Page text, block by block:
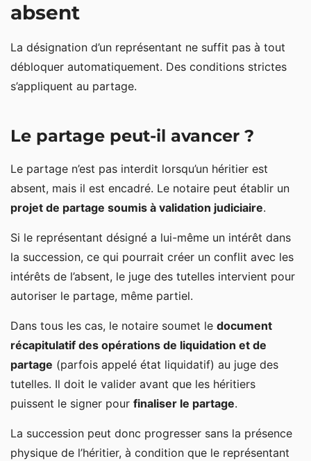
absent
La désignation d’un représentant ne suffit pas à tout
débloquer automatiquement. Des conditions strictes
s’appliquent au partage.
Le partage peut-il avancer ?
Le partage n’est pas interdit lorsqu’un héritier est
absent, mais il est encadré. Le notaire peut établir un
projet de partage soumis à validation judiciaire.
Si le représentant désigné a lui-même un intérêt dans
la succession, ce qui pourrait créer un conflit avec les
intérêts de l’absent, le juge des tutelles intervient pour
autoriser le partage, même partiel.
Dans tous les cas, le notaire soumet le document
récapitulatif des opérations de liquidation et de
partage (parfois appelé état liquidatif) au juge des
tutelles. Il doit le valider avant que les héritiers
puissent le signer pour finaliser le partage.
La succession peut donc progresser sans la présence
physique de l’héritier, à condition que le représentant